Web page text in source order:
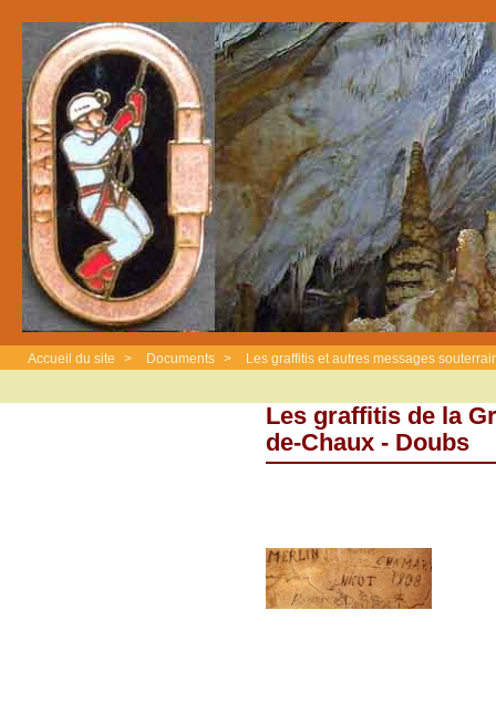
Accueil du site > Documents > Les graffitis et autres messages
Les graffitis de la
de-Chaux - Doubs